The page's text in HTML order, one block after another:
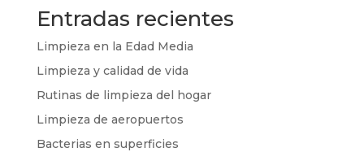
Entradas recientes
Limpieza en la Edad Media
Limpieza y calidad de vida
Rutinas de limpieza del hogar
Limpieza de aeropuertos
Bacterias en superficies